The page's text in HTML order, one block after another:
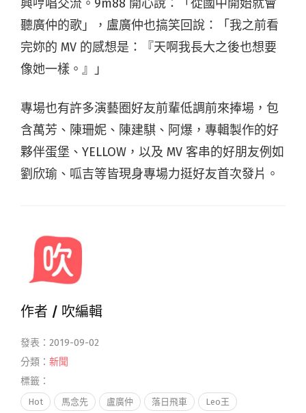
興哼唱交流。9m88 開心說：「從國中開始就會
聽廣仲的歌」，盧廣仲也搞笑回說：「我之前看
完妳的 MV 的感想是：『天啊我長大之後也想要
像她一樣。』」
專場也有許多演藝圈好友前輩低調前來捧場，包
含萬芳、陳珊妮、陳建騏、阿爆，專輯製作的好
夥伴蛋堡、YELLOW，以及 MV 客串的好朋友例如
劉欣瑜、呱吉等皆現身專場力挺好友首次發片。
作者 / 吹編輯
發表：2019-09-02
分類： 新聞
標籤：
Hot 馬念先 盧廣仲 落日飛車 Leo王